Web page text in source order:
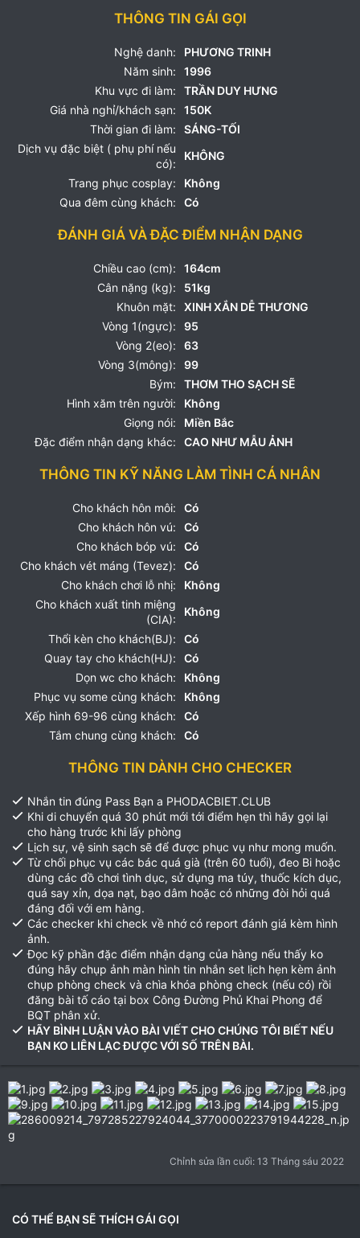
THÔNG TIN GÁI GỌI
Nghệ danh:
PHƯƠNG TRINH
Năm sinh:
1996
Khu vực đi làm:
TRẦN DUY HƯNG
Giá nhà nghỉ/khách sạn:
150K
Thời gian đi làm:
SÁNG-TỐI
Dịch vụ đặc biệt ( phụ phí nếu
có):
KHÔNG
Trang phục cosplay:
Không
Qua đêm cùng khách:
Có
ĐÁNH GIÁ VÀ ĐẶC ĐIỂM NHẬN DẠNG
Chiều cao (cm):
164cm
Cân nặng (kg):
51kg
Khuôn mặt:
XINH XẮN DỄ THƯƠNG
Vòng 1(ngực):
95
Vòng 2(eo):
63
Vòng 3(mông):
99
Bým:
THƠM THO SẠCH SẼ
Hình xăm trên người:
Không
Giọng nói:
Miền Bắc
Đặc điểm nhận dạng khác:
CAO NHƯ MẪU ẢNH
THÔNG TIN KỸ NĂNG LÀM TÌNH CÁ NHÂN
Cho khách hôn môi:
Có
Cho khách hôn vú:
Có
Cho khách bóp vú:
Có
Cho khách vét máng (Tevez):
Có
Cho khách chơi lỗ nhị:
Không
Cho khách xuất tinh miệng
(CIA):
Không
Thổi kèn cho khách(BJ):
Có
Quay tay cho khách(HJ):
Có
Dọn wc cho khách:
Không
Phục vụ some cùng khách:
Không
Xếp hình 69-96 cùng khách:
Có
Tắm chung cùng khách:
Có
THÔNG TIN DÀNH CHO CHECKER
Nhắn tin đúng Pass Bạn a PHODACBIET.CLUB
Khi di chuyển quá 30 phút mới tới điểm hẹn thì hãy gọi lại
cho hàng trước khi lấy phòng
Lịch sự, vệ sinh sạch sẽ để được phục vụ như mong muốn.
Từ chối phục vụ các bác quá già (trên 60 tuổi), đeo Bi hoặc
dùng các đồ chơi tình dục, sử dụng ma túy, thuốc kích dục,
quá say xỉn, dọa nạt, bạo dâm hoặc có những đòi hỏi quá
đáng đối với em hàng.
Các checker khi check về nhớ có report đánh giá kèm hình
ảnh.
Đọc kỹ phần đặc điểm nhận dạng của hàng nếu thấy ko
đúng hãy chụp ảnh màn hình tin nhắn set lịch hẹn kèm ảnh
chụp phòng check và chìa khóa phòng check (nếu có) rồi
đăng bài tố cáo tại box Công Đường Phủ Khai Phong để
BQT phân xử.
HÃY BÌNH LUẬN VÀO BÀI VIẾT CHO CHÚNG TÔI BIẾT NẾU
BẠN KO LIÊN LẠC ĐƯỢC VỚI SỐ TRÊN BÀI.
Chỉnh sửa lần cuối: 13 Tháng sáu 2022
CÓ THỂ BẠN SẼ THÍCH GÁI GỌI